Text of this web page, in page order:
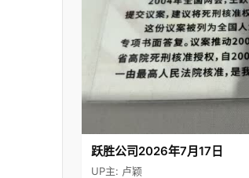
跃胜公司2026年7月17日
UP主: 卢颖